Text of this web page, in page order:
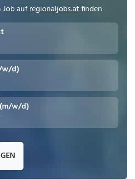
Job aufregionaljobs.atfinden
w/d)
w/d)